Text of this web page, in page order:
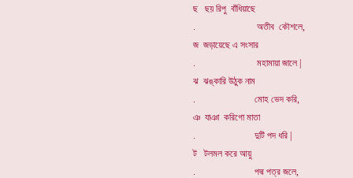
ছ ছয় রিপু বাঁধিয়াছে
. অতীব কৌশলে,
জ জড়ায়েছে এ সংসার
. মহামায়া জালে |
ঝ ঝঙ্কারি উঠুক নাম
. মোহ ভেদ করি,
ঞ যাঞা করিগো মাতা
. দুটি পদ ধরি |
ট টলমল করে আয়ু
. পদ্ম পত্র জলে,